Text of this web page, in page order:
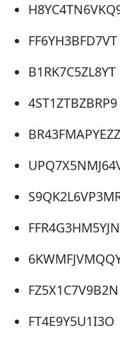
​FF6YH3BFD7VT
​B1RK7C5ZL8YT
​4ST1ZTBZBRP9
​BR43FMAPYEZZ
​FFR4G3HM5YJN
​FZ5X1C7V9B2N
​FT4E9Y5U1I3O